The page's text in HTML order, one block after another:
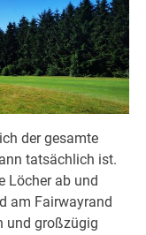
der gesamte
tatsächlich ist.
Löcher ab und
am Fairwayrand
und großzügig